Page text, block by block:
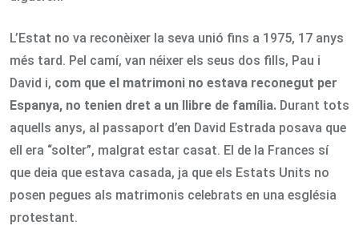
L’Estat no va reconèixer la seva unió fins a 1975, 17 anys
més tard. Pel camí, van néixer els seus dos fills, Pau i
David i, com que el matrimoni no estava reconegut per
Espanya, no tenien dret a un llibre de família. Durant tots
aquells anys, al passaport d’en David Estrada posava que
ell era “solter”, malgrat estar casat. El de la Frances sí
que deia que estava casada, ja que els Estats Units no
posen pegues als matrimonis celebrats en una església
protestant.